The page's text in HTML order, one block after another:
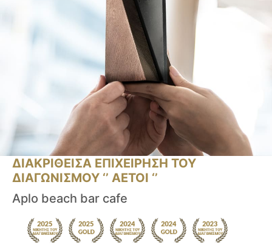
ΔΙΑΚΡΙΘΕΙΣΑ ΕΠΙΧΕΙΡΗΣΗ ΤΟΥ
ΔΙΑΓΩΝΙΣΜΟΥ ‘’ ΑΕΤΟΙ ‘’
Aplo beach bar cafe